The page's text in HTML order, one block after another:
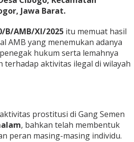
Jawa Barat.
B/AMB/XI/2025itu memuat hasil
AMB yang menemukan adanya
hukum serta lemahnya
terhadap aktivitas ilegal di wilayah
prostitusi di Gang Semen
, bahkan telah membentuk
peran masing-masing individu.